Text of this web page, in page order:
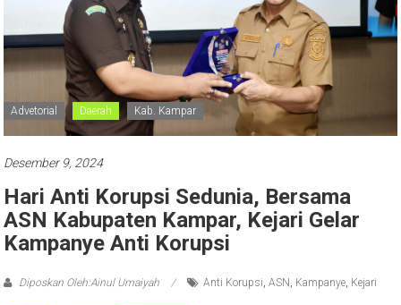
Advetorial Daerah Kab. Kampar
Desember 9, 2024
Hari Anti Korupsi Sedunia, Bersama
ASN Kabupaten Kampar, Kejari Gelar
Kampanye Anti Korupsi
Diposkan Oleh:Ainul Umaiyah Anti Korupsi ,ASN Kampanye Kejari